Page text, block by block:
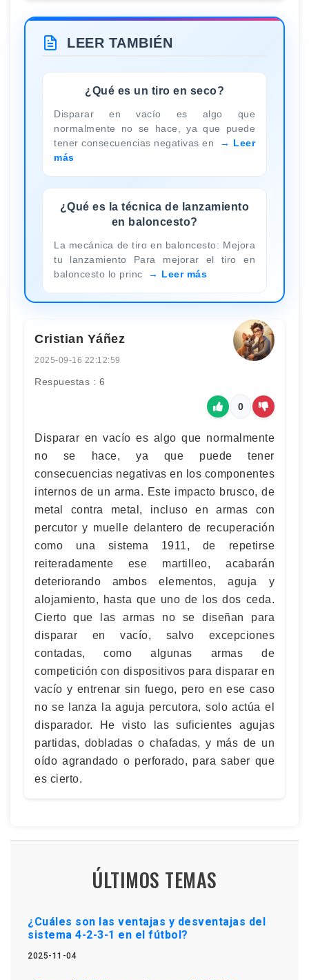
LEER TAMBIÉN
¿Qué es un tiro en seco?
Disparar en vacío es algo que
normalmente no se hace, ya que puede
tener consecuencias negativas en
Leer
más
¿Qué es la técnica de lanzamiento
en baloncesto?
La mecánica de tiro en baloncesto: Mejora
tu lanzamiento Para mejorar el tiro en
baloncesto lo princ
Leer más
Cristian Yáñez
2025-09-16 22:12:59
Respuestas : 6
0
Disparar en vacío es algo que normalmente
no se hace, ya que puede tener
consecuencias negativas en los componentes
internos de un arma. Este impacto brusco, de
metal contra metal, incluso en armas con
percutor y muelle delantero de recuperación
como una sistema 1911, de repetirse
reiteradamente ese martilleo, acabarán
deteriorando ambos elementos, aguja y
alojamiento, hasta que uno de los dos ceda.
Cierto que las armas no se diseñan para
disparar en vacío, salvo excepciones
contadas, como algunas armas de
competición con dispositivos para disparar en
vacío y entrenar sin fuego, pero en ese caso
no se lanza la aguja percutora, solo actúa el
disparador. He visto las suficientes agujas
partidas, dobladas o chafadas, y más de un
oído agrandado o perforado, para saber que
es cierto.
ÚLTIMOS TEMAS
¿Cuáles son las ventajas y desventajas del
sistema 4-2-3-1 en el fútbol?
2025-11-04